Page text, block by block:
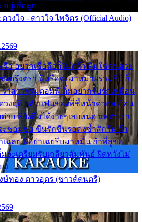
อยู่เพื่อลูก
ดวงใจ - ดาวใจ ไพจิตร (Official Audio)
รือ อยากเชื่อถือก็ไม่กล้า ติ๋มใช่คนสวย
งตรึงตรา พี่หรือจะมาหมายร่วมชีวี ก็
าสาวๆรุมตอมพี่ ติ๋มอยากรับรักเหมือน
วงฤดี กลัวแฟนของพี่ชี้หน้าด่าทอ ก็คน
ย พี่ยังลืมได้ง่ายๆเลยหนอ แค่ตัวเรา
ะซอมซ่อ ขืนรักขืนรอคงช้ำสักวัน ถ้า
เฉลย พี่อย่าเฉยรีบมาหมั้น ถ้าพี่สู่ขอ
จะเตรียมรับเกลียวสัมพันธ์ ผิดหวังไม่
ง
ทอง ดาวอุดร (ซาวด์ดนตรี)